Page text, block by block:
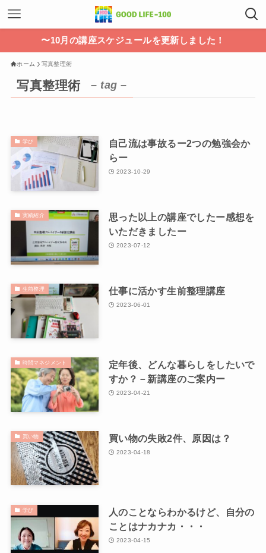
〜10月の講座スケジュールを更新しました！
ホーム 写真整理術
写真整理術 – tag –
学び
自己流は事故るー2つの勉強会か
らー
2023-10-29
実績紹介
思った以上の講座でしたー感想を
いただきましたー
2023-07-12
生前整理 仕事に活かす生前整理講座
2023-06-01
時間マネジメント
定年後、どんな暮らしをしたいで
すか？－新講座のご案内ー
2023-04-21
買い物 買い物の失敗2件、原因は？
2023-04-18
学び
人のことならわかるけど、自分の
ことはナカナカ・・・
2023-04-15